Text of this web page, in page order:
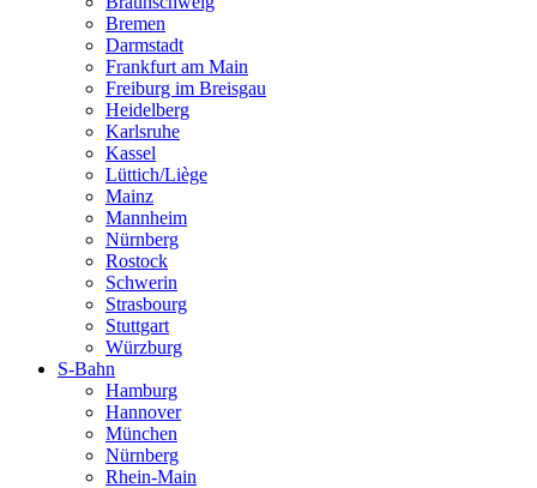
Bremen
Darmstadt
Frankfurt am Main
Freiburg im Breisgau
Heidelberg
Karlsruhe
Kassel
Lüttich/Liège
Mainz
Mannheim
Nürnberg
Rostock
Schwerin
Strasbourg
Stuttgart
Würzburg
S-Bahn
Hamburg
Hannover
München
Nürnberg
Rhein-Main